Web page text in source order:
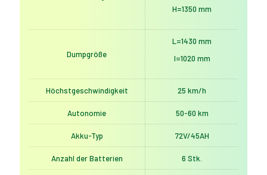
H=1350 mm
Dumpgröße
L=1430 mm
l=1020 mm
Höchstgeschwindigkeit 25 km/h
Autonomie 50-60 km
Akku-Typ 72V/45AH
Anzahl der Batterien 6 Stk.